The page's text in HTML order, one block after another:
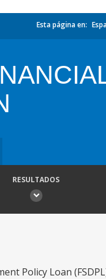
Esta página en:
RESULTADOS
Policy Loan